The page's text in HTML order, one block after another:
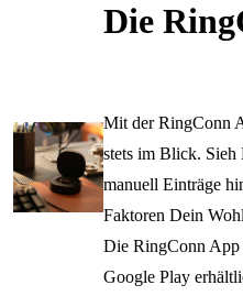
Die
Mit der RingConn
stets im Blick. Sieh
manuell Einträge
Faktoren Dein
Die RingConn App
Google Play